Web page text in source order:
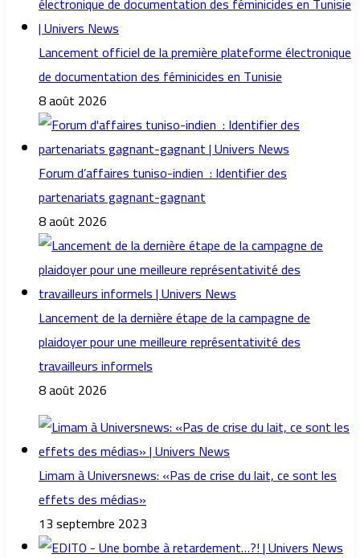
Lancement officiel de la première plateforme électronique
de documentation des féminicides en Tunisie
8 août 2026
Forum d’affaires tuniso-indien : Identifier des
partenariats gagnant-gagnant
8 août 2026
Lancement de la dernière étape de la campagne de
plaidoyer pour une meilleure représentativité des
travailleurs informels
8 août 2026
Limam à Universnews: «Pas de crise du lait, ce sont les
effets des médias»
13 septembre 2023